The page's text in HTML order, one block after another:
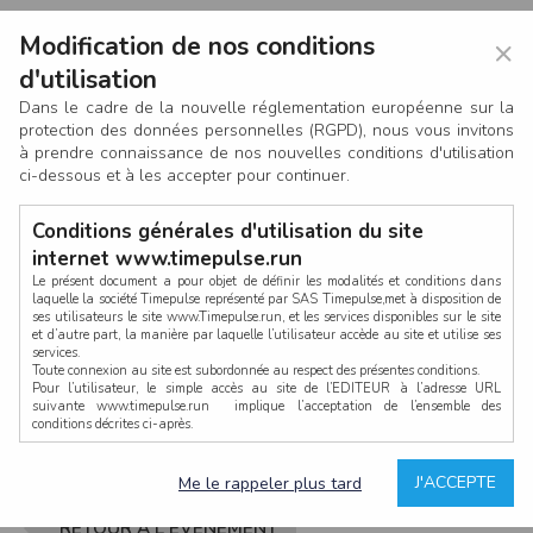
CONNEXION
RETOUR À L'ÉVÈNEMENT
×
Modification de nos conditions
d'utilisation
Dans le cadre de la nouvelle réglementation européenne sur la
protection des données personnelles (RGPD), nous vous invitons
à prendre connaissance de nos nouvelles conditions d'utilisation
ci-dessous et à les accepter pour continuer.
Conditions générales d'utilisation du site
internet www.timepulse.run
Le présent document a pour objet de définir les modalités et conditions dans
laquelle la société Timepulse représenté par SAS Timepulse,met à disposition de
ses utilisateurs le site www.Timepulse.run, et les services disponibles sur le site
et d’autre part, la manière par laquelle l’utilisateur accède au site et utilise ses
services.
Toute connexion au site est subordonnée au respect des présentes conditions.
Pour l’utilisateur, le simple accès au site de l’EDITEUR à l’adresse URL
suivante www.timepulse.run implique l’acceptation de l’ensemble des
conditions décrites ci-après.
La structure générale du site www.timepulse.run, par quelque procédé que ce
soit, sans l'autorisation préalable et par écrit de Fourcherot Mickael et/ou de ses
J'ACCEPTE
Me le rappeler plus tard